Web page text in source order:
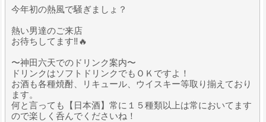
今年初の熱風で騒ぎましょ？
熱い男達のご来店
お待ちしてます‼️🔥
〜神田六天でのドリンク案内〜
ドリンクはソフトドリンクでもＯＫですよ！
お酒も各種焼酎、リキュール、ウイスキー等取り揃えており
ます。
何と言っても【日本酒】常に１５種類以上は常においてます
ので楽しく呑んでくださいね！